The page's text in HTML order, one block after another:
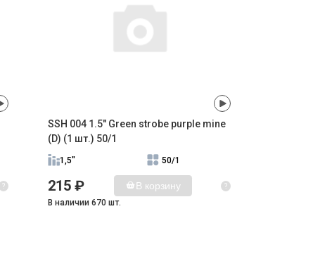
?
SSH 004 1.5" Green strobe purple mine
(D) (1 шт.) 50/1
1,5" 50/1
215 ₽ В корзину ?
В наличии 670 шт.